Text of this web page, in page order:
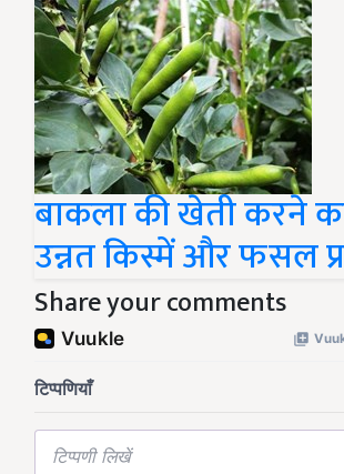
बाकला की खेती करने
उन्नत किस्में और फसल
Share your comments